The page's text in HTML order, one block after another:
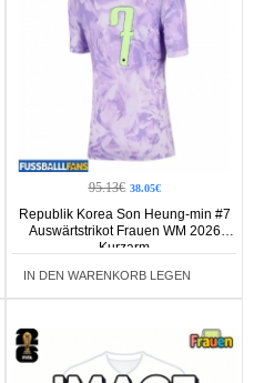
95.13€ 38.05€
Republik Korea Son Heung-min #7
Auswärtstrikot Frauen WM 2026
Kurzarm
IN DEN WARENKORB LEGEN